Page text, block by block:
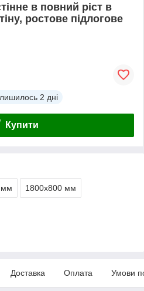
в повний ріст в
ростове підлогове
2 дні
Купити
мм 1800х800 мм
Доставка Оплата Умови